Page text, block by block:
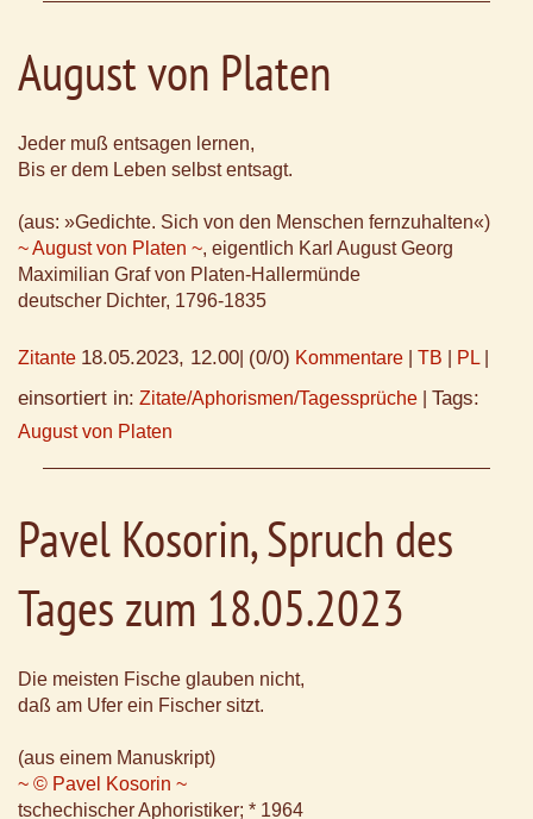
August von Platen
Jeder muß entsagen lernen,
Bis er dem Leben selbst entsagt.
(aus: »Gedichte. Sich von den Menschen fernzuhalten«)
~ August von Platen ~, eigentlich Karl August Georg
Maximilian Graf von Platen-Hallermünde
deutscher Dichter, 1796-1835
Zitante 18.05.2023, 12.00 (0/0) Kommentare TB PL
einsortiert in: Zitate/Aphorismen/Tagessprüche Tags:
August von Platen
Pavel Kosorin, Spruch des
Tages zum 18.05.2023
Die meisten Fische glauben nicht,
daß am Ufer ein Fischer sitzt.
(aus einem Manuskript)
~ © Pavel Kosorin ~
tschechischer Aphoristiker; * 1964